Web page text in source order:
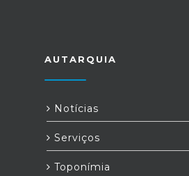
AUTARQUIA
Notícias
Serviços
Toponímia